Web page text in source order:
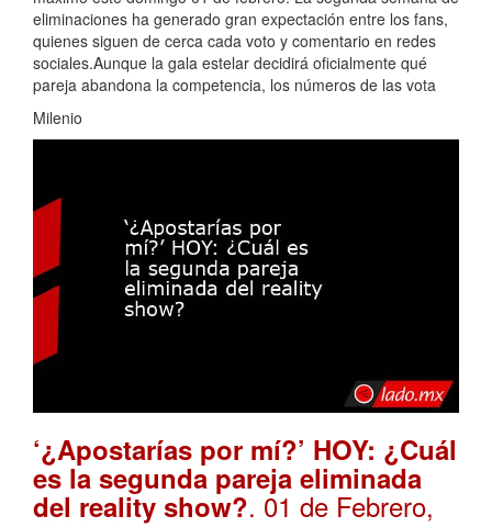
eliminaciones ha generado gran expectación entre los fans,
quienes siguen de cerca cada voto y comentario en redes
sociales.Aunque la gala estelar decidirá oficialmente qué
pareja abandona la competencia, los números de las vota
Milenio
‘¿Apostarías por mí?’ HOY: ¿Cuál
es la segunda pareja eliminada
del reality show?. 01 de Febrero,